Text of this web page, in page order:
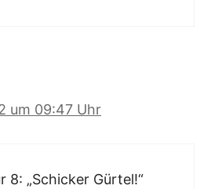
um 09:47 Uhr
8: „Schicker Gürtel!“